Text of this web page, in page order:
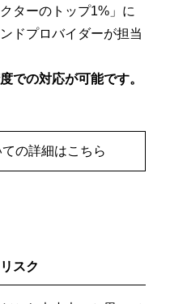
ターのトップ1%」に
ドプロバイダーが担当
での対応が可能です。
の詳細はこちら
スク